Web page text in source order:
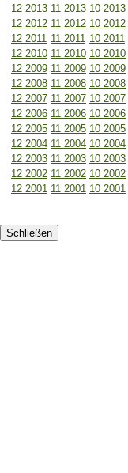
12 2013 11 2013 10 2013
12 2012 11 2012 10 2012
12 2011 11 2011 10 2011
12 2010 11 2010 10 2010
12 2009 11 2009 10 2009
12 2008 11 2008 10 2008
12 2007 11 2007 10 2007
12 2006 11 2006 10 2006
12 2005 11 2005 10 2005
12 2004 11 2004 10 2004
12 2003 11 2003 10 2003
12 2002 11 2002 10 2002
12 2001 11 2001 10 2001